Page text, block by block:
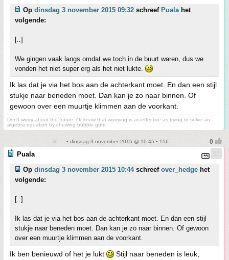
Op dinsdag 3 november 2015 09:32 schreef Pualahet
volgende:
[..]
We gingen vaak langs omdat we toch in de buurt waren, dus we
vonden het niet super erg als het niet lukte.
Ik las dat je via het bos aan de achterkant moet. En dan een stijl
stukje naar beneden moet. Dan kan je zo naar binnen. Of
gewoon over een muurtje klimmen aan de voorkant.
Don't worry about the future. Or know that worrying is as effective as trying to solve an
algebra equation by chewing bubble gum.
• dinsdag 3 november 2015 @ 10:45 • 156
Puala
Op dinsdag 3 november 2015 10:44schreef over_hedge het
volgende:
[..]
Ik las dat je via het bos aan de achterkant moet. En dan een stijl
stukje naar beneden moet. Dan kan je zo naar binnen. Of gewoon
over een muurtje klimmen aan de voorkant.
Ik ben benieuwd of het je lukt
Stijl naar beneden is leuk,